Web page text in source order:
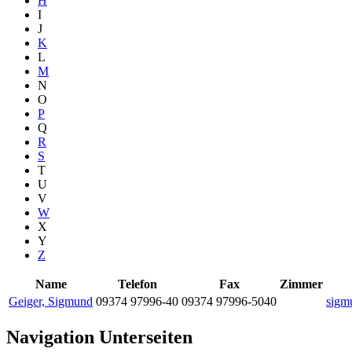
I
J
K
L
M
N
O
P
Q
R
S
T
U
V
W
X
Y
Z
Name Telefon Fax Zimmer
Geiger, Sigmund 09374 97996-40 09374 97996-5040
Navigation Unterseiten